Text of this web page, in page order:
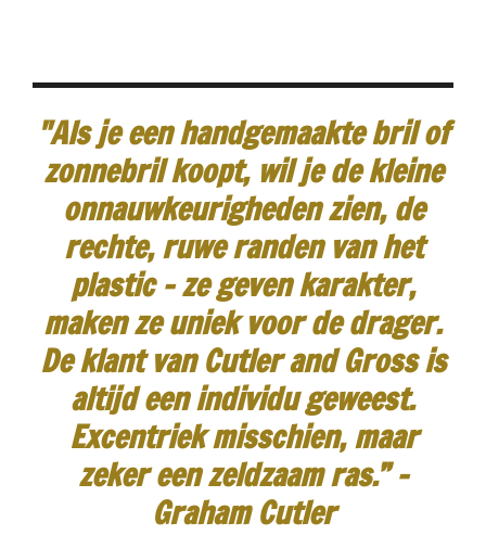
"Als je een handgemaakte bril of
zonnebril koopt, wil je de kleine
onnauwkeurigheden zien, de
rechte, ruwe randen van het
plastic - ze geven karakter,
maken ze uniek voor de drager.
De klant van Cutler and Gross is
altijd een individu geweest.
Excentriek misschien, maar
zeker een zeldzaam ras.” -
Graham Cutler